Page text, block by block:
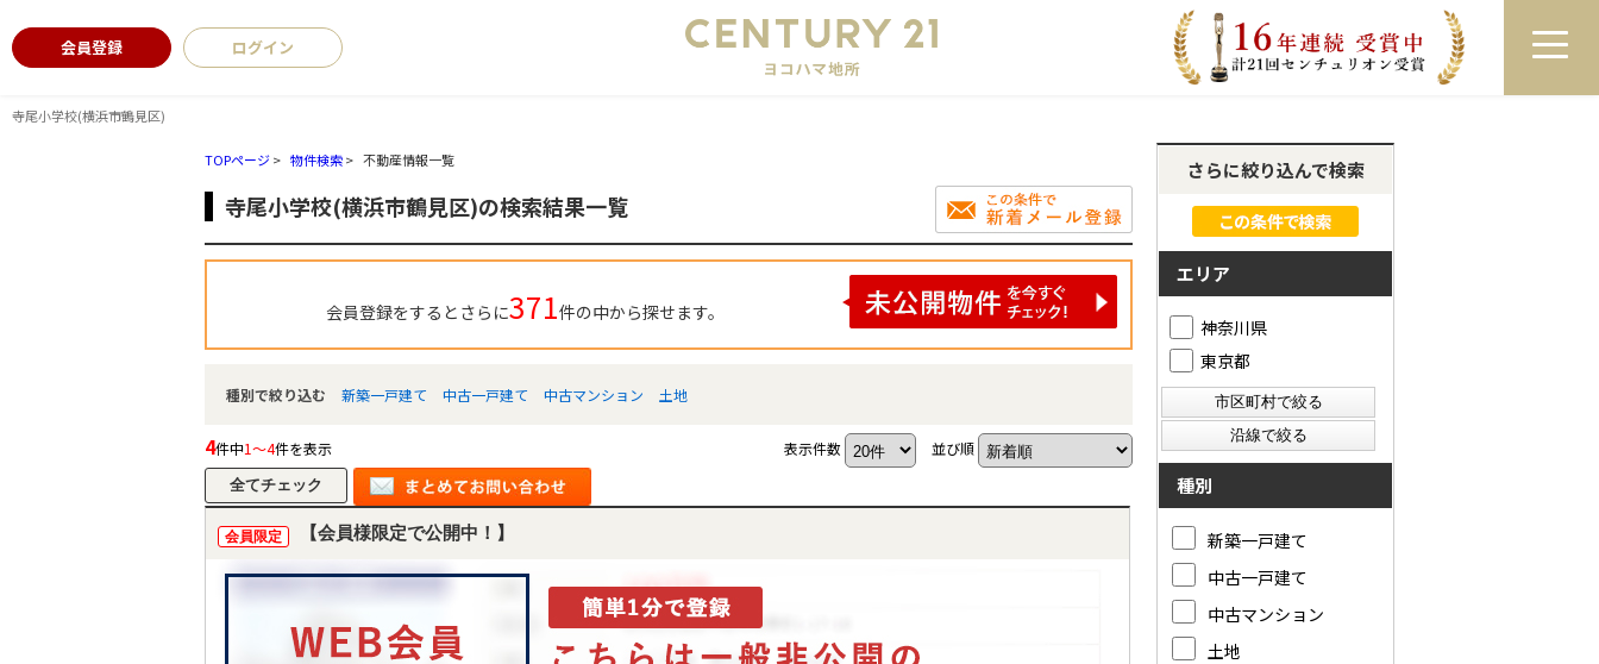
寺尾小学校(横浜市鶴見区)
会員登録 ログイン ログイン 来店予約 LINEで相談
TOPページ> 物件検索> 不動産情報一覧
寺尾小学校(横浜市鶴見区)の検索結果一覧
会員登録をするとさらに371件の中から探せます。
種別で絞り込む 新築一戸建て 中古一戸建て 中古マンション 土地
4件中1～4件を表示 表示件数 並び順
会員限定 【会員様限定で公開中！】
さらに絞り込んで検索
エリア
神奈川県
東京都
種別
新築一戸建て
中古一戸建て
中古マンション
土地